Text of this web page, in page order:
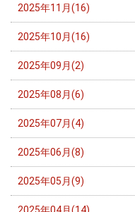
2025年11月(16)
2025年10月(16)
2025年09月(2)
2025年08月(6)
2025年07月(4)
2025年06月(8)
2025年05月(9)